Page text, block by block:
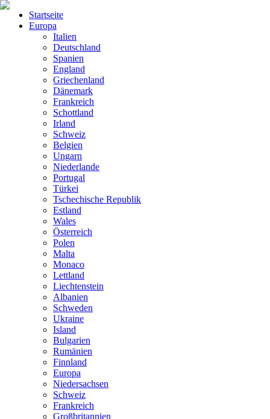
Startseite
Europa
Italien
Deutschland
Spanien
England
Griechenland
Dänemark
Frankreich
Schottland
Irland
Schweiz
Belgien
Ungarn
Niederlande
Portugal
Türkei
Tschechische Republik
Estland
Wales
Österreich
Polen
Malta
Monaco
Lettland
Liechtenstein
Albanien
Schweden
Ukraine
Island
Bulgarien
Rumänien
Finnland
Europa
Niedersachsen
Schweiz
Frankreich
Großbritannien